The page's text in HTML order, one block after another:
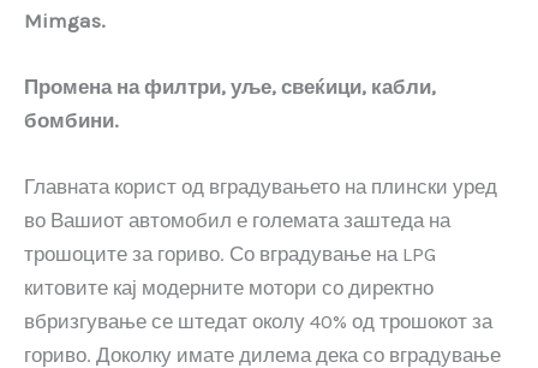
Mimgas.
Промена на филтри, уље, свеќици, кабли,
бомбини.
Главната корист од вградувањето на плински уред
во Вашиот автомобил е големата заштеда на
трошоците за гориво. Со вградување на LPG
китовите кај модерните мотори со директно
вбризгување се штедат околу 40% од трошокот за
гориво. Доколку имате дилема дека со вградување